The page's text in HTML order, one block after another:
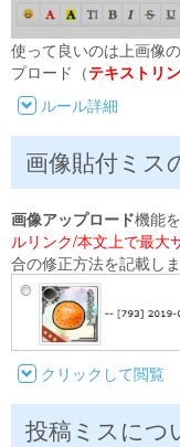
使って良いのは上画像
プロード（テキストリ
ルール詳細
画像貼付ミス
画像アップロード機能
ルリンク/本文上で最大
合の修正方法を記載し
クリックして閲覧
投稿ミスにつ